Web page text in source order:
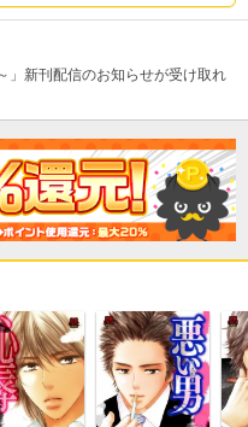
」新刊配信のお知らせが受け取れ